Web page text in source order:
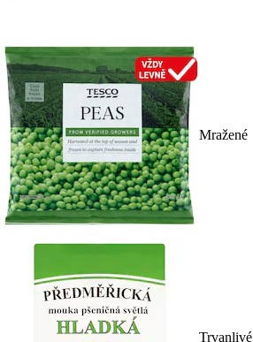
Mražené
Trvanlivé